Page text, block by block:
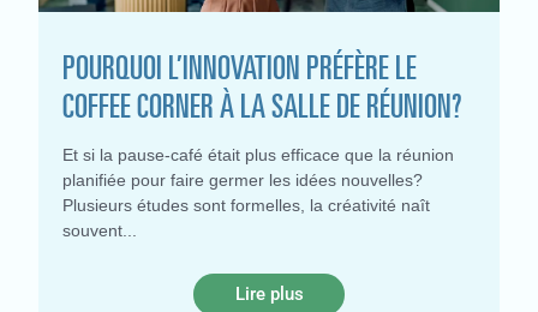
POURQUOI L’INNOVATION PRÉFÈRE LE
COFFEE CORNER À LA SALLE DE RÉUNION?
Et si la pause-café était plus efficace que la réunion
planifiée pour faire germer les idées nouvelles?
Plusieurs études sont formelles, la créativité naît
souvent
Lire plus